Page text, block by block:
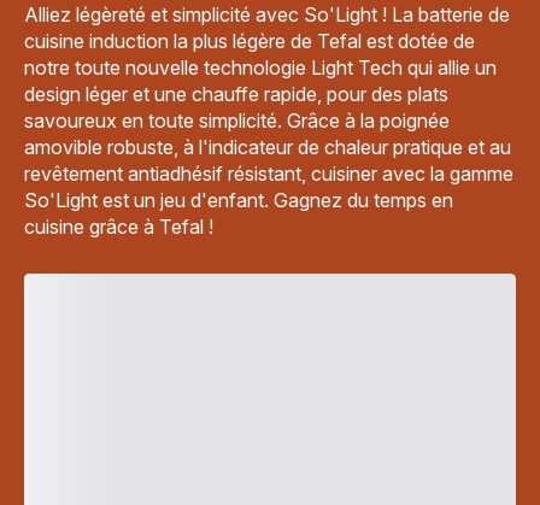
Alliez légèreté et simplicité avec So'Light ! La batterie de
cuisine induction la plus légère de Tefal est dotée de
notre toute nouvelle technologie Light Tech qui allie un
design léger et une chauffe rapide, pour des plats
savoureux en toute simplicité. Grâce à la poignée
amovible robuste, à l'indicateur de chaleur pratique et au
revêtement antiadhésif résistant, cuisiner avec la gamme
So'Light est un jeu d'enfant. Gagnez du temps en
cuisine grâce à Tefal !